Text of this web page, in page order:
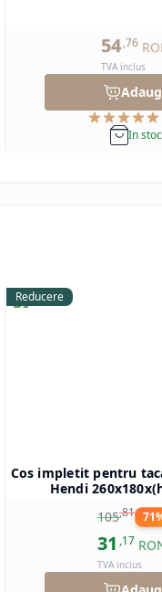
54,76
TVA inclus
In stoc
Reducere
Cos impletit pentru
Hendi
105,81 71
31 ,17
TVA inclus